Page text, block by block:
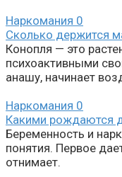
Наркомания 0
Сколько держится
Конопля — это
психоактивными
анашу, начинает
Наркомания 0
Какими рождаются
Беременность и
понятия. Первое
отнимает.